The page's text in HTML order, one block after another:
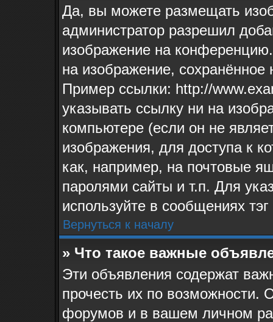
Да, вы можете размещать
администратор разрешил
изображение на
на изображение,
Пример ссылки: http://
указывать ссылку ни на
компьютере (если он не
изображения, для доступа к
как, например, на почтовые
паролями сайты и т.п. Для
используйте в сообщениях
Вернуться к началу
» Что такое важные
Эти объявления содержат
прочесть их по возможности.
форумов и в вашем личном